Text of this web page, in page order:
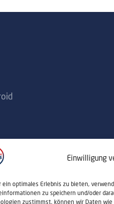
Einwilligung
ein optimales Erlebnis zu bieten,
zu speichern und/oder
zustimmst, können wir Daten